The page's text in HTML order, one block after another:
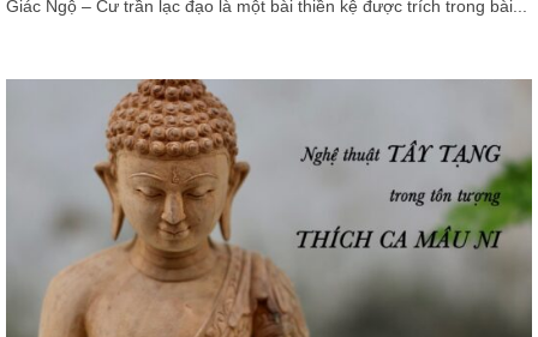
Giác Ngộ – Cư trần lạc đạo là một bài thiền kệ được trích trong bài...